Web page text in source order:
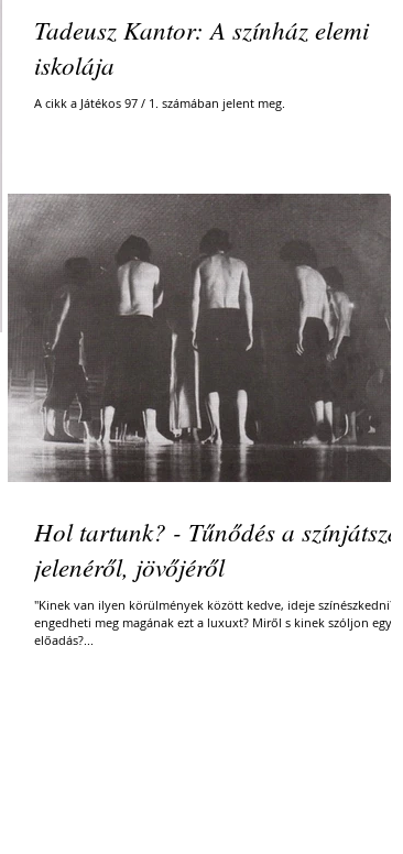
Tadeusz Kantor: A színház elemi
iskolája
A cikk a Játékos 97 / 1. számában jelent meg.
Hol tartunk? - Tűnődés a színjátszás
jelenéről, jövőjéről
"Kinek van ilyen körülmények között kedve, ideje színészkedni? Ki
engedheti meg magának ezt a luxuxt? Miről s kinek szóljon egy
előadás?...